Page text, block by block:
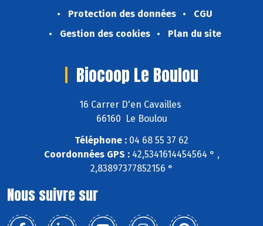
Protection des données
CGU
Gestion des cookies
Plan du site
Biocoop Le Boulou
16 Carrer D'en Cavailles
66160 Le Boulou
Téléphone : 04 68 55 37 62
Coordonnées GPS :42,5341614454564 ° ,
2,83897377852156 °
Nous suivre sur